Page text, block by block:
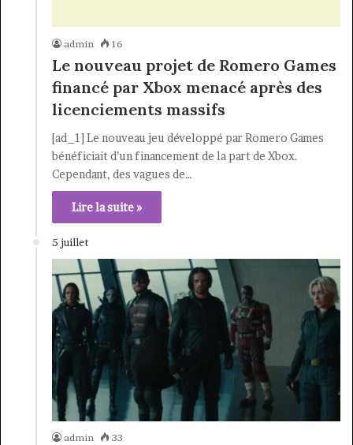
admin 16
Le nouveau projet de Romero Games
financé par Xbox menacé après des
licenciements massifs
[ad_1] Le nouveau jeu développé par Romero Games
bénéficiait d’un financement de la part de Xbox.
Cependant, des vagues de…
Lire la suite »
5 juillet
admin 33